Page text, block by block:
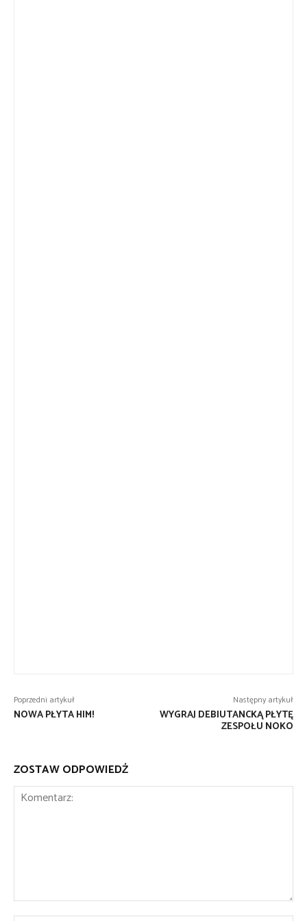
Poprzedni artykuł
NOWA PŁYTA HIM!
Następny artykuł
WYGRAJ DEBIUTANCKĄ PŁYTĘ
ZESPOŁU NOKO
ZOSTAW ODPOWIEDŹ